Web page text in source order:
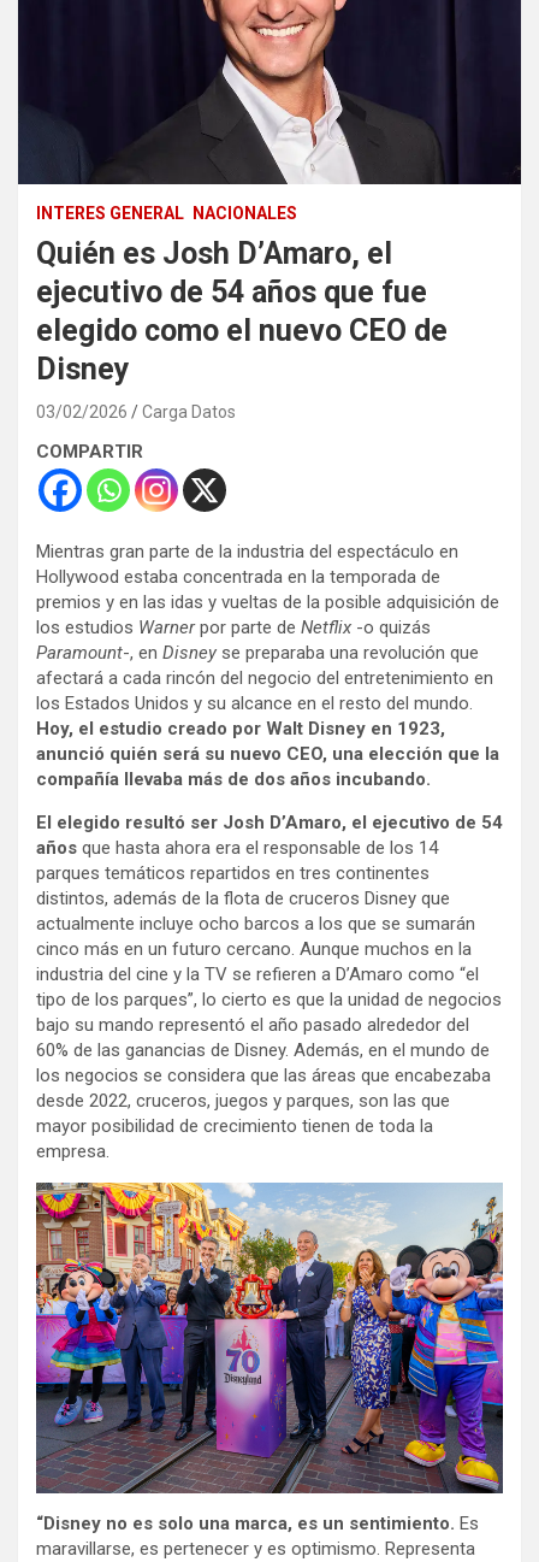
INTERES GENERAL NACIONALES
Quién es Josh D’Amaro, el
ejecutivo de 54 años que fue
elegido como el nuevo CEO de
Disney
03/02/2026 Carga Datos
COMPARTIR
Mientras gran parte de la industria del espectáculo en
Hollywood estaba concentrada en la temporada de
premios y en las idas y vueltas de la posible adquisición de
los estudios Warnerpor parte de Netflix -o quizás
Paramount-, en Disney se preparaba una revolución que
afectará a cada rincón del negocio del entretenimiento en
los Estados Unidos y su alcance en el resto del mundo.
Hoy, el estudio creado por Walt Disney en 1923,
anunció quién será su nuevo CEO, una elección que la
compañía llevaba más de dos años incubando.
El elegido resultó ser Josh D’Amaro, el ejecutivo de 54
años que hasta ahora era el responsable de los 14
parques temáticos repartidos en tres continentes
distintos, además de la flota de cruceros Disney que
actualmente incluye ocho barcos a los que se sumarán
cinco más en un futuro cercano. Aunque muchos en la
industria del cine y la TV se refieren a D’Amaro como “el
tipo de los parques”, lo cierto es que la unidad de negocios
bajo su mando representó el año pasado alrededor del
60% de las ganancias de Disney. Además, en el mundo de
los negocios se considera que las áreas que encabezaba
desde 2022, cruceros, juegos y parques, son las que
mayor posibilidad de crecimiento tienen de toda la
empresa.
“Disney no es solo una marca, es un sentimiento. Es
maravillarse, es pertenecer y es optimismo. Representa